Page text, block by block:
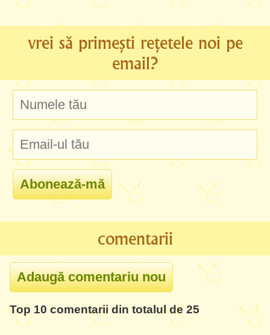
vrei să primești rețetele noi pe
email?
comentarii
Top 10 comentarii din totalul de 25